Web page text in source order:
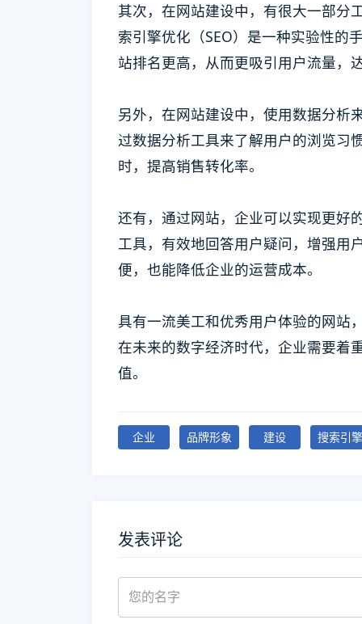
其次，在网站建设中，有很大一部分
索引擎优化（SEO）是一种实验性的
站排名更高，从而更吸引用户流量，
另外，在网站建设中，使用数据分析
过数据分析工具来了解用户的浏览习
时，提高销售转化率。
还有，通过网站，企业可以实现更好
工具，有效地回答用户疑问，增强用
便，也能降低企业的运营成本。
具有一流美工和优秀用户体验的网站
在未来的数字经济时代，企业需要着
值。
企业 品牌形象 建设 搜索引擎
发表评论